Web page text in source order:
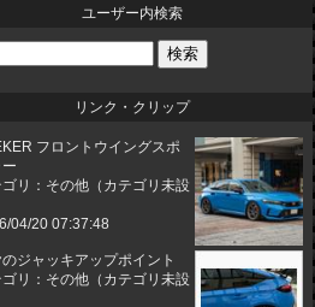
ユーザー内検索
リンク・クリップ
フロントウイングスポ
ゴリ：その他（カテゴリ未設
04/20 07:37:48
のジャッキアップポイント
ゴリ：その他（カテゴリ未設